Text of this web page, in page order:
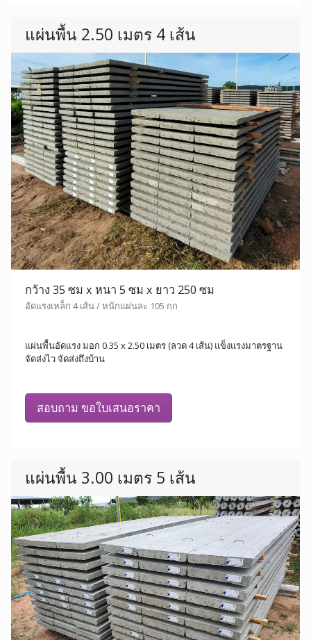
แผ่นพื้น 2.50 เมตร 4 เส้น
กว้าง 35 ซม x หนา 5 ซม x ยาว 250 ซม
อัดแรงเหล็ก 4 เส้น / หนักแผ่นละ 105 กก
แผ่นพื้นอัดแรง มอก 0.35 x 2.50 เมตร (ลวด 4 เส้น) แข็งแรงมาตรฐาน
จัดส่งไว จัดส่งถึงบ้าน
สอบถาม ขอใบเสนอราคา
แผ่นพื้น 3.00 เมตร 5 เส้น